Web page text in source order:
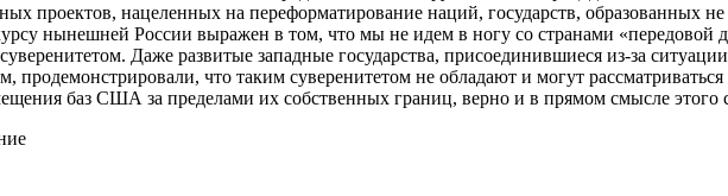
проектов, нацеленных на переформатирование наций, государств, образованных
нынешней России выражен в том, что мы не идем в ногу со странами «передовой
Даже развитые западные государства, присоединившиеся из-за
что таким суверенитетом не обладают и могут
баз США за пределами их собственных границ, верно и в прямом смысле этого